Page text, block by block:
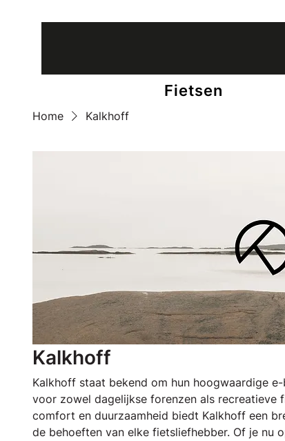
Fietsen
Home Kalkhoff
Kalkhoff
Kalkhoff staat bekend om hun hoogwaardige
voor zowel dagelijkse forenzen als recreatieve
comfort en duurzaamheid biedt Kalkhoff een
de behoeften van elke fietsliefhebber. Of je nu